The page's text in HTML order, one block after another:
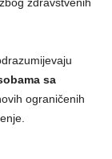
sa
ograničenih